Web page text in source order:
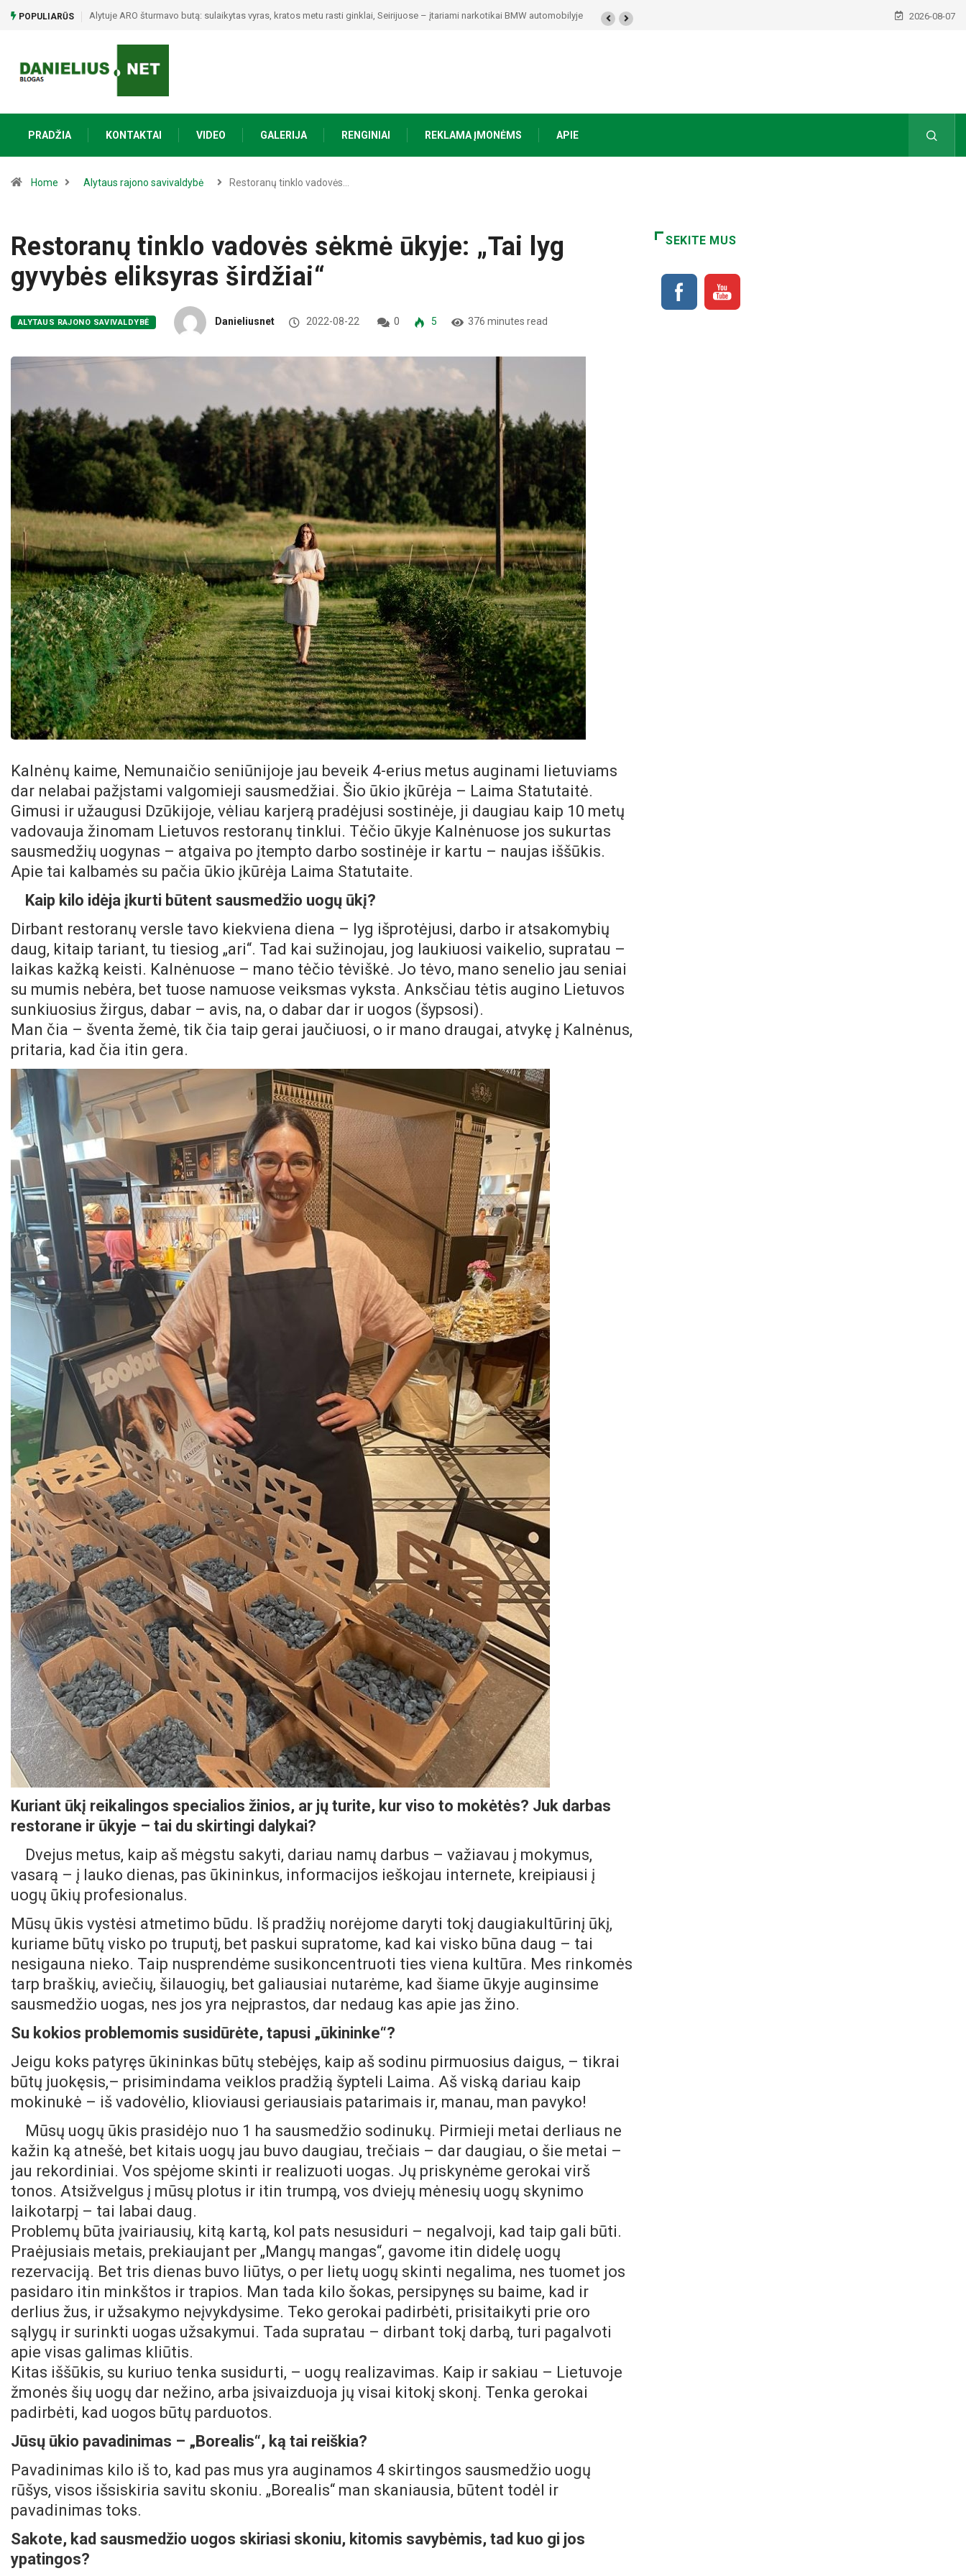
POPULIARŪS Poezijos ir bendrystės vakaras Naujojoje Ūtoje: Vinco Mykolaičio-Putino tėviškėje skambės eilės, dainos ir arbatos puodelių šiluma 2026-08-07
PRADŽIA KONTAKTAI VIDEO GALERIJA RENGINIAI REKLAMA ĮMONĖMS APIE
Home Alytaus rajono savivaldybė Restoranų tinklo vadovės…
Restoranų tinklo vadovės sėkmė ūkyje: „Tai lyg
gyvybės eliksyras širdžiai“
ALYTAUS RAJONO SAVIVALDYBĖ Danieliusnet 2022-08-22 0 5 376 minutes read
Kalnėnų kaime, Nemunaičio seniūnijoje jau beveik 4-erius metus auginami lietuviams
dar nelabai pažįstami valgomieji sausmedžiai. Šio ūkio įkūrėja – Laima Statutaitė.
Gimusi ir užaugusi Dzūkijoje, vėliau karjerą pradėjusi sostinėje, ji daugiau kaip 10 metų
vadovauja žinomam Lietuvos restoranų tinklui. Tėčio ūkyje Kalnėnuose jos sukurtas
sausmedžių uogynas – atgaiva po įtempto darbo sostinėje ir kartu – naujas iššūkis.
Apie tai kalbamės su pačia ūkio įkūrėja Laima Statutaite.
Kaip kilo idėja įkurti būtent sausmedžio uogų ūkį?
Dirbant restoranų versle tavo kiekviena diena – lyg išprotėjusi, darbo ir atsakomybių
daug, kitaip tariant, tu tiesiog „ari“. Tad kai sužinojau, jog laukiuosi vaikelio, supratau –
laikas kažką keisti. Kalnėnuose – mano tėčio tėviškė. Jo tėvo, mano senelio jau seniai
su mumis nebėra, bet tuose namuose veiksmas vyksta. Anksčiau tėtis augino Lietuvos
sunkiuosius žirgus, dabar – avis, na, o dabar dar ir uogos (šypsosi).
Man čia – šventa žemė, tik čia taip gerai jaučiuosi, o ir mano draugai, atvykę į Kalnėnus,
pritaria, kad čia itin gera.
Kuriant ūkį reikalingos specialios žinios, ar jų turite, kur viso to mokėtės? Juk darbas
restorane ir ūkyje – tai du skirtingi dalykai?
Dvejus metus, kaip aš mėgstu sakyti, dariau namų darbus – važiavau į mokymus,
vasarą – į lauko dienas, pas ūkininkus, informacijos ieškojau internete, kreipiausi į
uogų ūkių profesionalus.
Mūsų ūkis vystėsi atmetimo būdu. Iš pradžių norėjome daryti tokį daugiakultūrinį ūkį,
kuriame būtų visko po truputį, bet paskui supratome, kad kai visko būna daug – tai
nesigauna nieko. Taip nusprendėme susikoncentruoti ties viena kultūra. Mes rinkomės
tarp braškių, aviečių, šilauogių, bet galiausiai nutarėme, kad šiame ūkyje auginsime
sausmedžio uogas, nes jos yra neįprastos, dar nedaug kas apie jas žino.
Su kokios problemomis susidūrėte, tapusi „ūkininke“?
Jeigu koks patyręs ūkininkas būtų stebėjęs, kaip aš sodinu pirmuosius daigus, – tikrai
būtų juokęsis,– prisimindama veiklos pradžią šypteli Laima. Aš viską dariau kaip
mokinukė – iš vadovėlio, klioviausi geriausiais patarimais ir, manau, man pavyko!
Mūsų uogų ūkis prasidėjo nuo 1 ha sausmedžio sodinukų. Pirmieji metai derliaus ne
kažin ką atnešė, bet kitais uogų jau buvo daugiau, trečiais – dar daugiau, o šie metai –
jau rekordiniai. Vos spėjome skinti ir realizuoti uogas. Jų priskynėme gerokai virš
tonos. Atsižvelgus į mūsų plotus ir itin trumpą, vos dviejų mėnesių uogų skynimo
laikotarpį – tai labai daug.
Problemų būta įvairiausių, kitą kartą, kol pats nesusiduri – negalvoji, kad taip gali būti.
Praėjusiais metais, prekiaujant per „Mangų mangas“, gavome itin didelę uogų
rezervaciją. Bet tris dienas buvo liūtys, o per lietų uogų skinti negalima, nes tuomet jos
pasidaro itin minkštos ir trapios. Man tada kilo šokas, persipynęs su baime, kad ir
derlius žus, ir užsakymo neįvykdysime. Teko gerokai padirbėti, prisitaikyti prie oro
sąlygų ir surinkti uogas užsakymui. Tada supratau – dirbant tokį darbą, turi pagalvoti
apie visas galimas kliūtis.
Kitas iššūkis, su kuriuo tenka susidurti, – uogų realizavimas. Kaip ir sakiau – Lietuvoje
žmonės šių uogų dar nežino, arba įsivaizduoja jų visai kitokį skonį. Tenka gerokai
padirbėti, kad uogos būtų parduotos.
Jūsų ūkio pavadinimas – „Borealis“, ką tai reiškia?
Pavadinimas kilo iš to, kad pas mus yra auginamos 4 skirtingos sausmedžio uogų
rūšys, visos išsiskiria savitu skoniu. „Borealis“ man skaniausia, būtent todėl ir
pavadinimas toks.
Sakote, kad sausmedžio uogos skiriasi skoniu, kitomis savybėmis, tad kuo gi jos
ypatingos?
SEKITE MUS